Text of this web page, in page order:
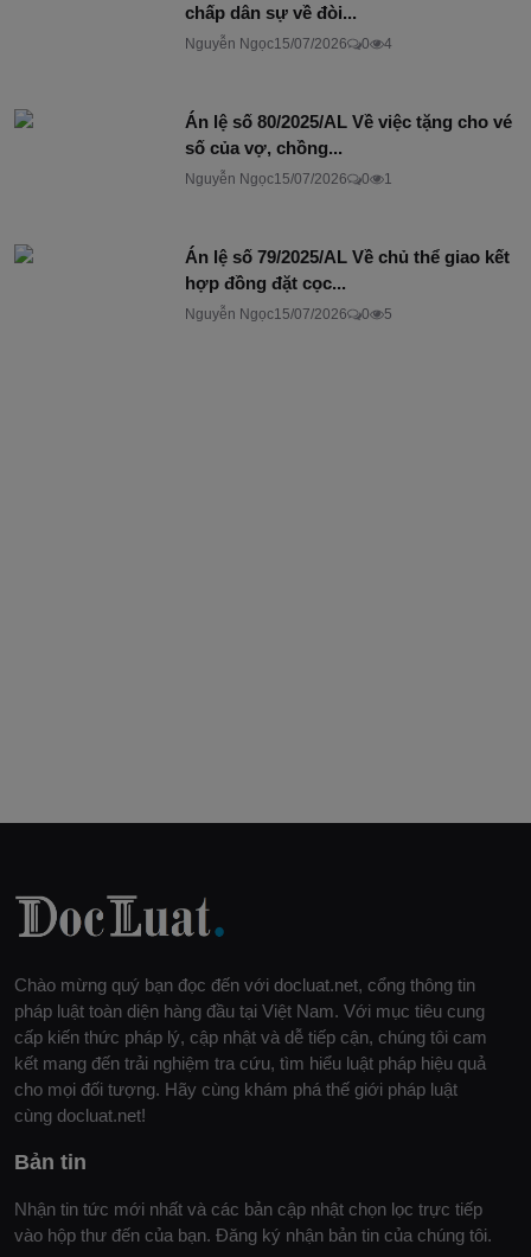
chấp dân sự về đòi...
Nguyễn Ngọc15/07/2026 0 4
Án lệ số 80/2025/AL Về việc tặng cho vé
số của vợ, chồng...
Nguyễn Ngọc15/07/2026 0 1
Án lệ số 79/2025/AL Về chủ thể giao kết
hợp đồng đặt cọc...
Nguyễn Ngọc15/07/2026 0 5
Chào mừng quý bạn đọc đến với docluat.net, cổng thông tin
pháp luật toàn diện hàng đầu tại Việt Nam. Với mục tiêu cung
cấp kiến thức pháp lý, cập nhật và dễ tiếp cận, chúng tôi cam
kết mang đến trải nghiệm tra cứu, tìm hiểu luật pháp hiệu quả
cho mọi đối tượng. Hãy cùng khám phá thế giới pháp luật
cùng docluat.net!
Bản tin
Nhận tin tức mới nhất và các bản cập nhật chọn lọc trực tiếp
vào hộp thư đến của bạn. Đăng ký nhận bản tin của chúng tôi.